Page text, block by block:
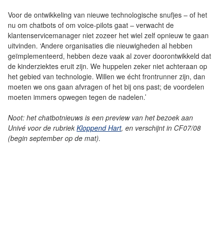
Voor de ontwikkeling van nieuwe technologische snufjes – of het
nu om chatbots of om voice-pilots gaat – verwacht de
klantenservicemanager niet zozeer het wiel zelf opnieuw te gaan
uitvinden. ‘Andere organisaties die nieuwigheden al hebben
geïmplementeerd, hebben deze vaak al zover doorontwikkeld dat
de kinderziektes eruit zijn. We huppelen zeker niet achteraan op
het gebied van technologie. Willen we écht frontrunner zijn, dan
moeten we ons gaan afvragen of het bij ons past; de voordelen
moeten immers opwegen tegen de nadelen.’
Noot: het chatbotnieuws is een preview van het bezoek aan
Univé voor de rubriek Kloppend Hart, en verschijnt in CF07/08
(begin september op de mat).